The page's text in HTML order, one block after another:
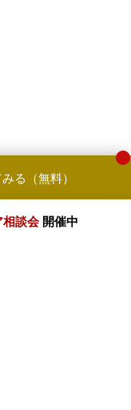
る（無料）
相談会 開催中